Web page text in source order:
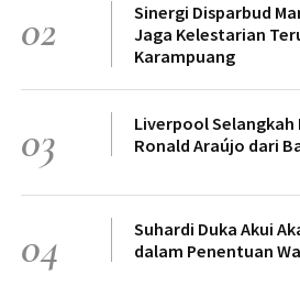
02
Sinergi Disparbud
Jaga Kelestarian
Karampuang
03
Liverpool Selangkah
Ronald Araújo dari
04
Suhardi Duka Akui
dalam Penentuan